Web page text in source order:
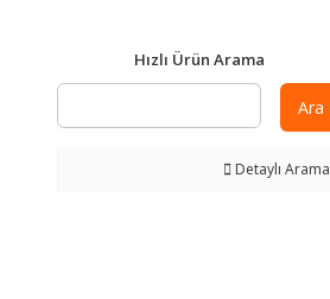
Hızlı Ürün Arama
Ara
Detaylı Arama